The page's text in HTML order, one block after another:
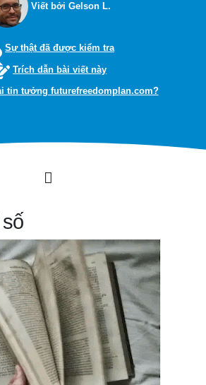
Viết bởi Gelson L.
Sự thật đã được kiểm tra
Trích dẫn bài viết này
tin tưởng futurefreedomplan.com?